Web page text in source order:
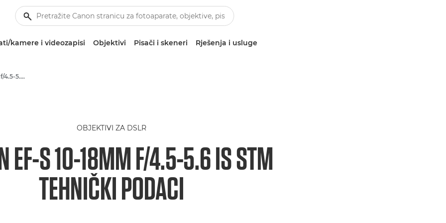
kamere i videozapisi Objektivi Pisači i skeneri Rješenja i usluge
Canon EF-S 10-18mm f/4.5-5.6 IS STM - Objektivi - objektivi za kamere i fotoaparate
OBJEKTIVI ZA DSLR
EF-S 10-18MM F/4.5-5.6 IS STM
TEHNIČKI PODACI